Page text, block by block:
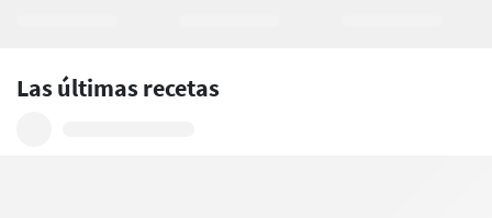
Las últimas recetas